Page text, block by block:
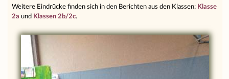
Weitere Eindrücke finden sich in den Berichten aus den Klassen: Klasse
2a und Klassen 2b/2c.